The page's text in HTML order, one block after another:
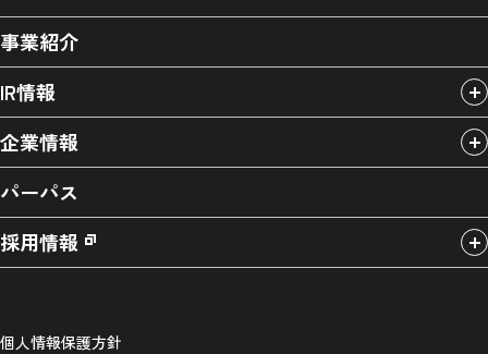
事業紹介
IR情報
企業情報
パーパス
採用情報
個人情報保護方針